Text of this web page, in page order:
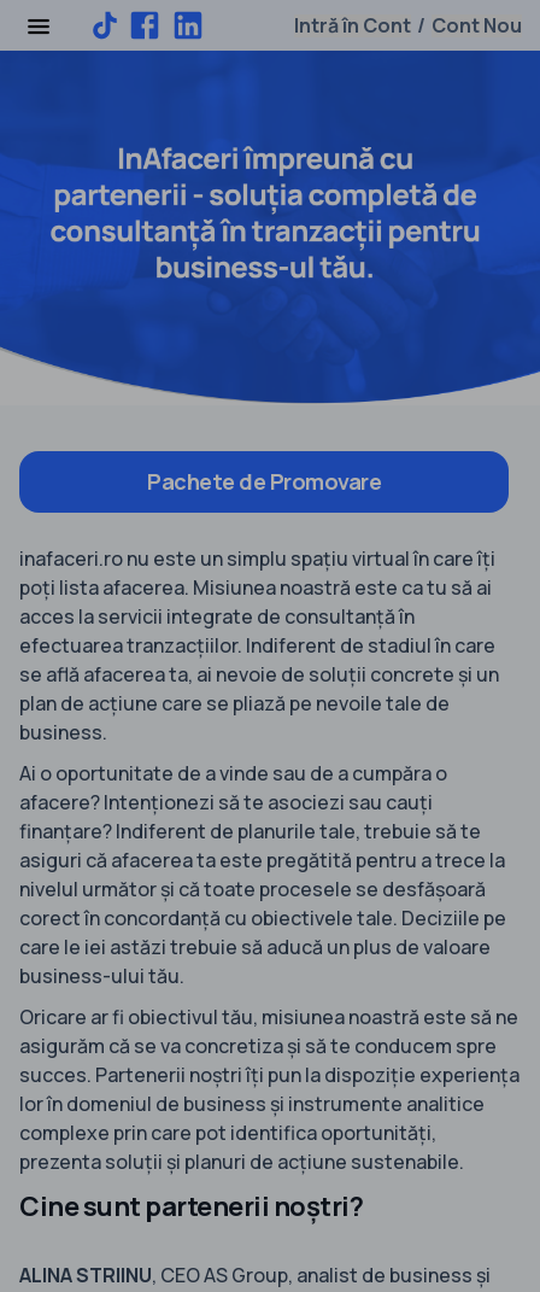
Intră în Cont / Cont Nou
Pachete de Promovare
inafaceri.ro nu este un simplu spațiu virtual în care îți
poți lista afacerea. Misiunea noastră este ca tu să ai
acces la servicii integrate de consultanță în
efectuarea tranzacțiilor. Indiferent de stadiul în care
se află afacerea ta, ai nevoie de soluții concrete și un
plan de acțiune care se pliază pe nevoile tale de
business.
Ai o oportunitate de a vinde sau de a cumpăra o
afacere? Intenționezi să te asociezi sau cauți
finanțare? Indiferent de planurile tale, trebuie să te
asiguri că afacerea ta este pregătită pentru a trece la
nivelul următor și că toate procesele se desfășoară
corect în concordanță cu obiectivele tale. Deciziile pe
care le iei astăzi trebuie să aducă un plus de valoare
business-ului tău.
Oricare ar fi obiectivul tău, misiunea noastră este să ne
asigurăm că se va concretiza și să te conducem spre
succes. Partenerii noștri îți pun la dispoziție experiența
lor în domeniul de business și instrumente analitice
complexe prin care pot identifica oportunități,
prezenta soluții și planuri de acțiune sustenabile.
Cine sunt partenerii noștri?
ALINA STRIINU, CEO AS Group, analist de business și